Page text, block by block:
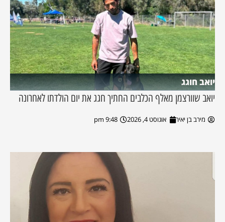
יואב חוגג
יואב שוורצמן מאלף הכלבים החתיך חגג את יום הולדתו לאחרונה
מירב בן יאיר אוגוסט 4, 2026 9:48 pm